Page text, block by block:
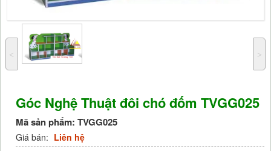
˂ ˃
Góc Nghệ Thuật đôi chó đốm TVGG025
Mã sản phẩm: TVGG025
Giá bán: Liên hệ